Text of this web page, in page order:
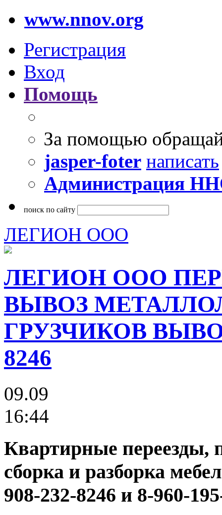
www.nnov.org
Регистрация
Вход
Помощь
За помощью
jasper-foter написать
Администрация
поиск по сайту
ЛЕГИОН ООО
ЛЕГИОН ООО
ВЫВОЗ
ГРУЗЧИКОВ
8246
09.09
16:44
Квартирные переезды,
сборка и разборка
908-232-8246 и 8-960-